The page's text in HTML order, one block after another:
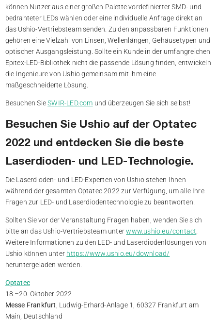
können Nutzer aus einer großen Palette vordefinierter SMD- und
bedrahteter LEDs wählen oder eine individuelle Anfrage direkt an
das Ushio-Vertriebsteam senden. Zu den anpassbaren Funktionen
gehören eine Vielzahl von Linsen, Wellenlängen, Gehäusetypen und
optischer Ausgangsleistung. Sollte ein Kunde in der umfangreichen
Epitex-LED-Bibliothek nicht die passende Lösung finden, entwickeln
die Ingenieure von Ushio gemeinsam mit ihm eine
maßgeschneiderte Lösung.
Besuchen SieSWIR-LED.com und überzeugen Sie sich selbst!
Besuchen Sie Ushio auf der Optatec
2022 und entdecken Sie die beste
Laserdioden- und LED-Technologie.
Die Laserdioden- und LED-Experten von Ushio stehen Ihnen
während der gesamten Optatec 2022 zur Verfügung, um alle Ihre
Fragen zur LED- und Laserdiodentechnologie zu beantworten.
Sollten Sie vor der Veranstaltung Fragen haben, wenden Sie sich
bitte an das Ushio-Vertriebsteam unterwww.ushio.eu/contact
Weitere Informationen zu den LED- und Laserdiodenlösungen von
Ushio können unter https://www.ushio.eu/download/
heruntergeladen werden.
Optatec
18.–20. Oktober 2022
Messe Frankfurt , Ludwig-Erhard-Anlage 1, 60327 Frankfurt am
Main, Deutschland